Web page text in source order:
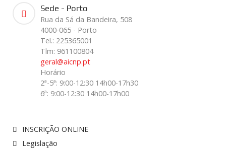
Sede - Porto
Rua da Sá da Bandeira, 508
4000-065 - Porto
Tel.: 225365001
Tlm: 961100804
geral@aicnp.pt
Horário
2ª-5ª: 9:00-12:30 14h00-17h30
6ª: 9:00-12:30 14h00-17h00
INSCRIÇÃO ONLINE
Legislação